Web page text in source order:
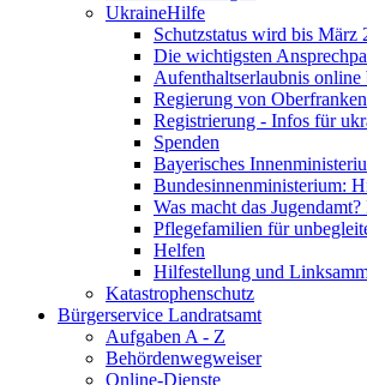
UkraineHilfe
Schutzstatus wird bis März
Die wichtigsten
Aufenthaltserlaubnis online
Regierung von
Registrierung - Infos für
Spenden
Bayerisches
Bundesinnenministerium:
Was macht das
Pflegefamilien für
Helfen
Hilfestellung und
Katastrophenschutz
Bürgerservice Landratsamt
Aufgaben A - Z
Behördenwegweiser
Online-Dienste